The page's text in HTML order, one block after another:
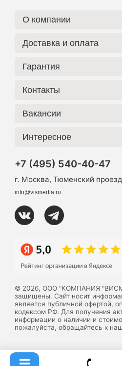
О компании
Доставка и оплата
Гарантия
Контакты
Вакансии
Интересное
+7 (495) 540-40-47
г. Москва, Тюменский
info@vismedia.ru
© 2026, ООО "КОМПАНИЯ
защищены. Сайт носит
является публичной офертой,
кодексом РФ. Для получения
информации о наличии и
пожалуйста, обращайтесь к